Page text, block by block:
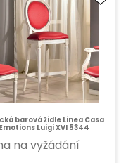
barová židle Linea Casa
Luigi XVI 5344
na vyžádání